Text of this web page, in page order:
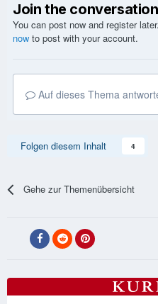
Join the conversation
You can post now and register
now to post with your account.
Auf dieses Thema
Folgen diesem Inhalt 4
Gehe zur Themenübersicht